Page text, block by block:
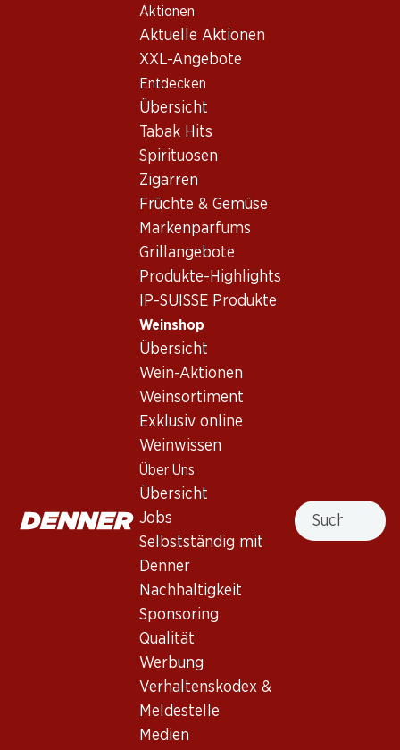
Aktionen
Aktuelle Aktionen
XXL-Angebote
Entdecken
Übersicht
Tabak Hits
Spirituosen
Zigarren
Früchte & Gemüse
Markenparfums
Grillangebote
Produkte-Highlights
IP-SUISSE Produkte
Weinshop
Übersicht
Wein-Aktionen
Weinsortiment
Exklusiv online
Weinwissen
Über Uns
Übersicht
Jobs
Selbstständig mit
Denner
Nachhaltigkeit
Sponsoring
Qualität
Werbung
Verhaltenskodex &
Meldestelle
Medien
Suche
Wein/Champagner
Bordeaux
Château Léoville Poyferré St.Julien AOC 2011 75
Château Léoville Poyferré
St.Julien AOC 2011 75
Frankreich,Bordeaux, 2011
Saint-Julien AOC, 2ème Grand Cru classé, 2011, 75 cl
Wissenswertes